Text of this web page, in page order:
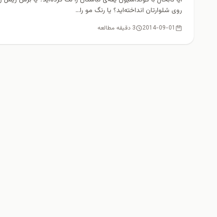
روی شلوارتان انداخته‌اید؟ یا رنگ مو را...
2014-09-01 3 دقیقه مطالعه